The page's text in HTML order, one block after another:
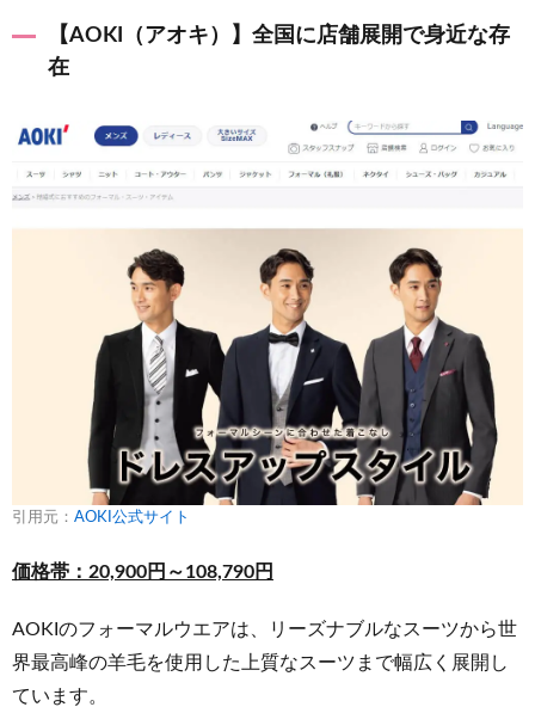
【AOKI（アオキ）】全国に店舗展開で身近な存
在
引用元： AOKI公式サイト
価格帯：20,900円～108,790円
AOKIのフォーマルウエアは、リーズナブルなスーツから世
界最高峰の羊毛を使用した上質なスーツまで幅広く展開し
ています。